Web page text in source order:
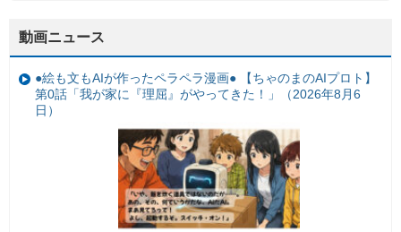
動画ニュース
●絵も文もAIが作ったペラペラ漫画● 【ちゃのまのAIプロト】
第0話「我が家に『理屈』がやってきた！」（2026年8月6
日）